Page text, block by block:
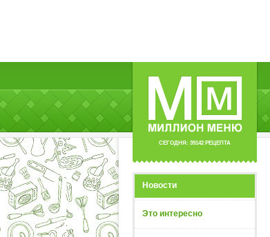
СЕГОДНЯ: 39142 РЕЦЕПТА
Новости
Это интересно